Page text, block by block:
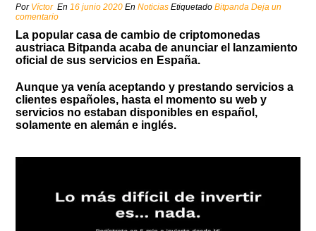
Por Víctor En16 junio 2020 EnNoticias EtiquetadoBitpanda Deja un
comentario
La popular casa de cambio de criptomonedas
austriaca Bitpanda acaba de anunciar el lanzamiento
oficial de sus servicios en España.
Aunque ya venía aceptando y prestando servicios a
clientes españoles, hasta el momento su web y
servicios no estaban disponibles en español,
solamente en alemán e inglés.